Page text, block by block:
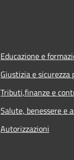
Educazione e
Giustizia e sicurezza
Tributi,finanze e
Salute, benessere e
Autorizzazioni